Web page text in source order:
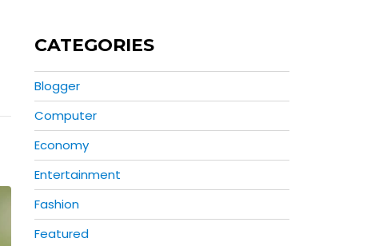
CATEGORIES
Blogger
Computer
Economy
Entertainment
Fashion
Featured